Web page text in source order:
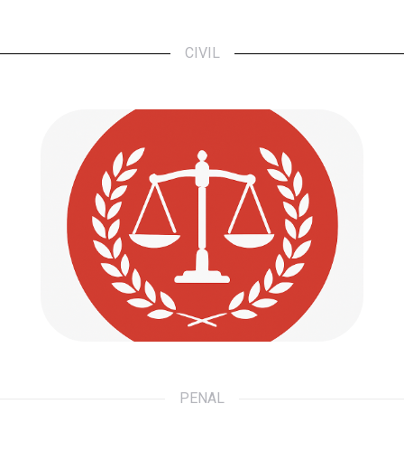
CIVIL
Penal
Defendemos tus derechos. Acompañamos
tus pasos.
PENAL